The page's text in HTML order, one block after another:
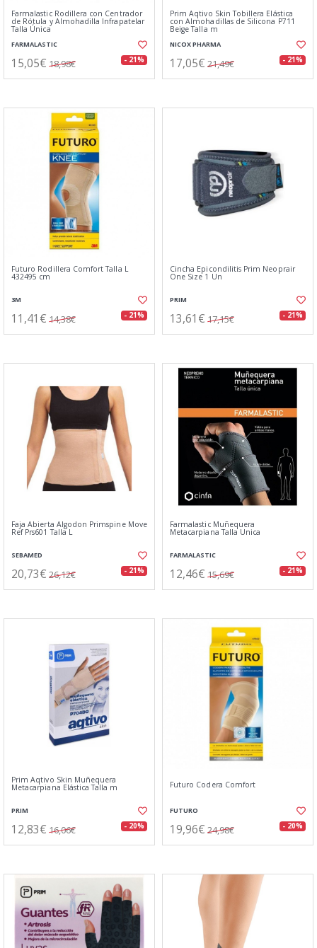
Farmalastic Rodillera con Centrador
de Rótula y Almohadilla Infrapatelar
Talla Única
FARMALASTIC
15,05€ 18,98€ - 21%
Prim Aqtivo Skin Tobillera Elástica
con Almohadillas de Silicona P711
Beige Talla m
NICOX PHARMA
17,05€ 21,49€ - 21%
Futuro Rodillera Comfort Talla L
432495 cm
3M
11,41€ 14,38€ - 21%
Cincha Epicondilitis Prim Neoprair
One Size 1 Un
PRIM
13,61€ 17,15€ - 21%
Faja Abierta Algodon Primspine Move
Ref Prs601 Talla L
SEBAMED
20,73€ 26,12€ - 21%
Farmalastic Muñequera
Metacarpiana Talla Unica
FARMALASTIC
12,46€ 15,69€ - 21%
Prim Aqtivo Skin Muñequera
Metacarpiana Elástica Talla m
PRIM
12,83€ 16,06€ - 20%
Futuro Codera Comfort
FUTURO
19,96€ 24,98€ - 20%